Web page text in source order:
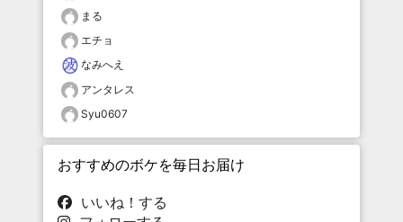
まる
エチョ
なみへえ
アンタレス
Syu0607
おすすめのボケを毎日お届け
いいね！する